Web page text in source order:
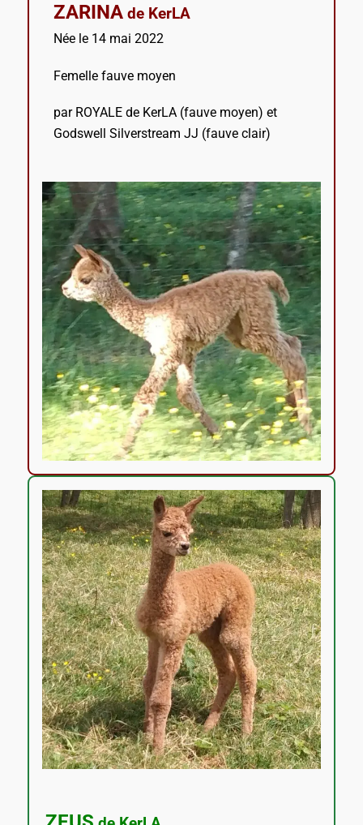
ZARINA de KerLA
Née le 14 mai 2022
Femelle fauve moyen
par ROYALE de KerLA (fauve moyen) et
Godswell Silverstream JJ (fauve clair)